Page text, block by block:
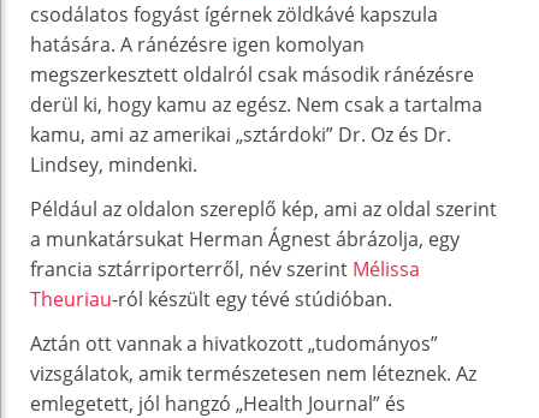
csodálatos fogyást ígérnek zöldkávé kapszula
hatására. A ránézésre igen komolyan
megszerkesztett oldalról csak második ránézésre
derül ki, hogy kamu az egész. Nem csak a tartalma
kamu, ami az amerikai „sztárdoki” Dr. Oz és Dr.
Lindsey, mindenki.
Például az oldalon szereplő kép, ami az oldal szerint
a munkatársukat Herman Ágnest ábrázolja, egy
francia sztárriporterről, név szerint Mélissa
Theuriau-ról készült egy tévé stúdióban.
Aztán ott vannak a hivatkozott „tudományos”
vizsgálatok, amik természetesen nem léteznek. Az
emlegetett, jól hangzó „Health Journal” és